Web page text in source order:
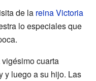
de la reina Victoria
lo especiales que
cuarta
y luego a su hijo. Las